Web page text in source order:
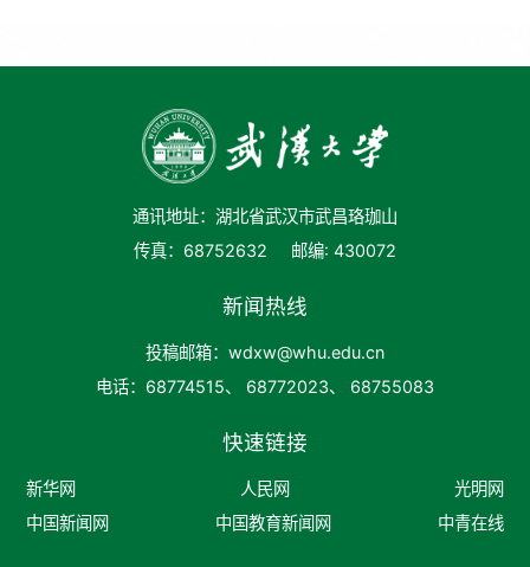
通讯地址：湖北省武汉市武昌珞珈山
传真：68752632
邮编: 430072
新闻热线
投稿邮箱：wdxw@whu.edu.cn
电话：68774515、 68772023、 68755083
快速链接
新华网 人民网
光明网
中国新闻网
中国教育新闻网 中青在线